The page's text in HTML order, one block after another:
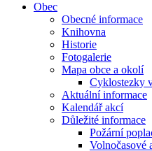
Obec
Obecné informace
Knihovna
Historie
Fotogalerie
Mapa obce a okolí
Cyklostezky
Aktuální informace
Kalendář akcí
Důležité informace
Požární
Volnočasové